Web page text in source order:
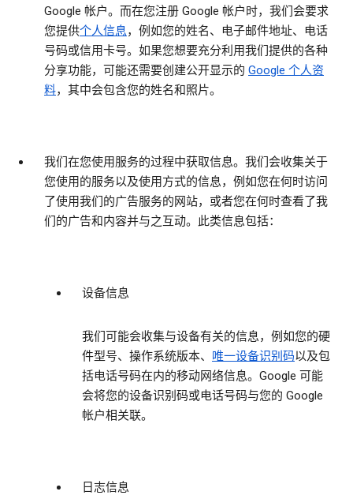
Google 帐户。而在您注册 Google 帐户时，我们会要求
您提供个人信息，例如您的姓名、电子邮件地址、电话
号码或信用卡号。如果您想要充分利用我们提供的各种
分享功能，可能还需要创建公开显示的 Google 个人资
料，其中会包含您的姓名和照片。
我们在您使用服务的过程中获取信息。我们会收集关于
您使用的服务以及使用方式的信息，例如您在何时访问
了使用我们的广告服务的网站，或者您在何时查看了我
们的广告和内容并与之互动。此类信息包括：
设备信息
我们可能会收集与设备有关的信息，例如您的硬
件型号、操作系统版本、 唯一设备识别码以及包
括电话号码在内的移动网络信息。Google 可能
会将您的设备识别码或电话号码与您的 Google
帐户相关联。
日志信息